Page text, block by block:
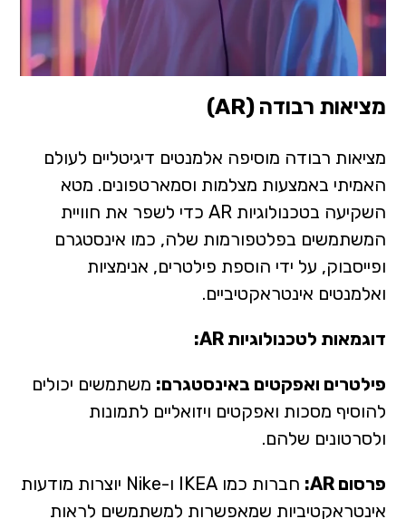
מציאות רבודה (AR)
מציאות רבודה מוסיפה אלמנטים דיגיטליים לעולם
האמיתי באמצעות מצלמות וסמארטפונים. מטא
השקיעה בטכנולוגיות AR כדי לשפר את חוויית
המשתמשים בפלטפורמות שלה, כמו אינסטגרם
ופייסבוק, על ידי הוספת פילטרים, אנימציות
ואלמנטים אינטראקטיביים.
דוגמאות לטכנולוגיות AR:
פילטרים ואפקטים באינסטגרם: משתמשים יכולים
להוסיף מסכות ואפקטים ויזואליים לתמונות
ולסרטונים שלהם.
פרסום AR:
חברות כמו IKEA ו-Nike יוצרות מודעות
אינטראקטיביות שמאפשרות למשתמשים לראות